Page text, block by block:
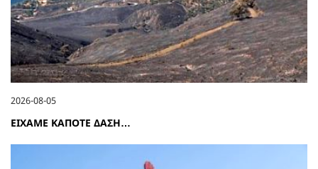
2026-08-05
ΕΙΧΑΜΕ ΚΑΠΟΤΕ ΔΑΣΗ…